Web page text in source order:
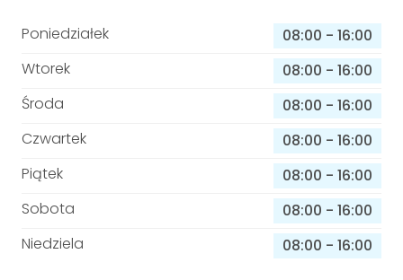
Poniedziałek 08:00 - 16:00
Wtorek
08:00 - 16:00
Środa
08:00 - 16:00
Czwartek
08:00 - 16:00
Piątek
08:00 - 16:00
Sobota
08:00 - 16:00
Niedziela
08:00 - 16:00